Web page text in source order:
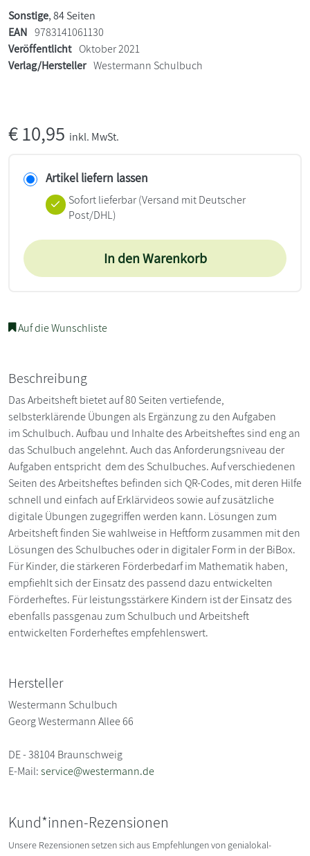
Sonstige, 84 Seiten
EAN 9783141061130
Veröffentlicht Oktober 2021
Verlag/Hersteller Westermann Schulbuch
€10,95 inkl. MwSt.
Artikel liefern lassen
Sofort lieferbar(Versand mit Deutscher
Post/DHL)
In den Warenkorb
Auf die Wunschliste
Beschreibung
Das Arbeitsheft bietet auf 80 Seiten vertiefende,
selbsterklärende Übungen als Ergänzung zu den Aufgaben
im Schulbuch. Aufbau und Inhalte des Arbeitsheftes sind eng an
das Schulbuch angelehnt. Auch das Anforderungsniveau der
Aufgaben entspricht dem des Schulbuches. Auf verschiedenen
Seiten des Arbeitsheftes befinden sich QR-Codes, mit deren Hilfe
schnell und einfach auf Erklärvideos sowie auf zusätzliche
digitale Übungen zugegriffen werden kann. Lösungen zum
Arbeitsheft finden Sie wahlweise in Heftform zusammen mit den
Lösungen des Schulbuches oder in digitaler Form in der BiBox.
Für Kinder, die stärkeren Förderbedarf im Mathematik haben,
empfiehlt sich der Einsatz des passend dazu entwickelten
Förderheftes. Für leistungsstärkere Kindern ist der Einsatz des
ebenfalls passgenau zum Schulbuch und Arbeitsheft
entwickelten Forderheftes empfehlenswert.
Hersteller
Westermann Schulbuch
Georg Westermann Allee 66
DE - 38104 Braunschweig
E-Mail:service@westermann.de
Kund*innen-Rezensionen
Unsere Rezensionen setzen sich aus Empfehlungen von genialokal-